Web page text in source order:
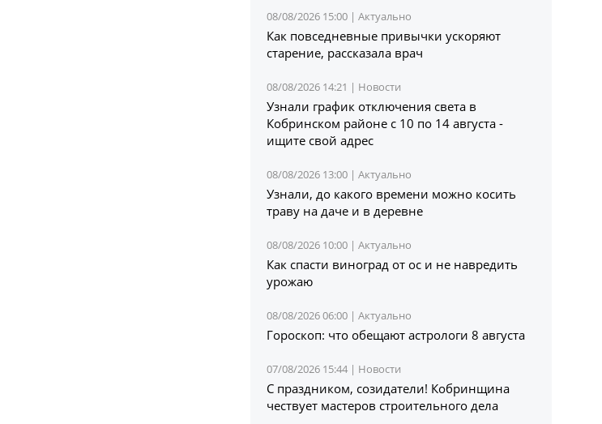
08/08/2026 15:00 |Актуально
Как повседневные привычки ускоряют
старение, рассказала врач
08/08/2026 14:21 | Новости
Узнали график отключения света в
Кобринском районе с 10 по 14 августа -
ищите свой адрес
08/08/2026 13:00 |Актуально
Узнали, до какого времени можно косить
траву на даче и в деревне
08/08/2026 10:00 |Актуально
Как спасти виноград от ос и не навредить
урожаю
08/08/2026 06:00 |Актуально
Гороскоп: что обещают астрологи 8 августа
07/08/2026 15:44 | Новости
С праздником, созидатели! Кобринщина
чествует мастеров строительного дела